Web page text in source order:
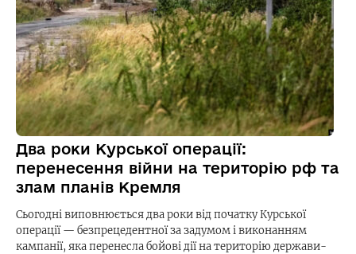
Два роки Курської операції:
перенесення війни на територію рф та
злам планів Кремля
Сьогодні виповнюється два роки від початку Курської
операції — безпрецедентної за задумом і виконанням
кампанії, яка перенесла бойові дії на територію держави-